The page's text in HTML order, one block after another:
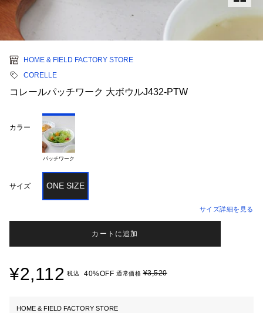
HOME & FIELD FACTORY STORE
CORELLE
コレールパッチワーク 大ボウルJ432-PTW
カラー
パッチワーク
サイズ ONE SIZE
サイズ詳細を見る
カートに追加
¥2,112 税込 40%OFF 通常価格¥3,520
HOME & FIELD FACTORY STORE